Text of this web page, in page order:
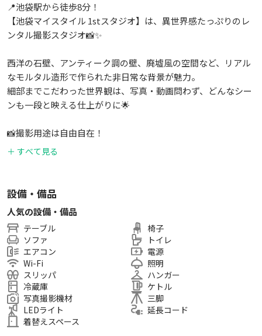
📍池袋駅から徒歩8分！
【池袋マイスタイル 1stスタジオ】は、異世界感たっぷりのレ
ンタル撮影スタジオ📸✨
西洋の石壁、アンティーク調の壁、廃墟風の空間など、リアル
なモルタル造形で作られた非日常な背景が魅力。
細部までこだわった世界観は、写真・動画問わず、どんなシー
ンも一段と映える仕上がりに🌟
📸撮影用途は自由自在！
商品撮影・物撮り
インタビューや取材、動画撮影
控え室利用やちょっとしたイベントにも◎
💡スタジオ内には、Wi-Fi・冷蔵庫・エアコン・鏡・ソファ・
テーブル・スリッパなど、撮影に嬉しい設備がすべて無料で完
備されています。
📌撮影以外のご利用も大歓迎！
＋ すべて見る
設備・備品
人気の設備・備品
テーブル
ソファ
エアコン
Wi-Fi
スリッパ
冷蔵庫
写真撮影機材
LEDライト
着替えスペース
椅子
トイレ
電源
照明
ハンガー
ケトル
三脚
延長コード